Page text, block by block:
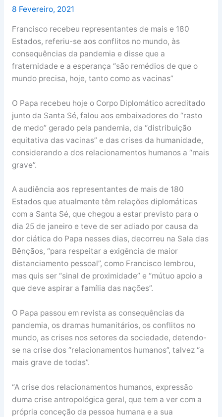
8 Fevereiro, 2021
Francisco recebeu representantes de mais e 180
Estados, referiu-se aos conflitos no mundo, às
consequências da pandemia e disse que a
fraternidade e a esperança “são remédios de que o
mundo precisa, hoje, tanto como as vacinas”
O Papa recebeu hoje o Corpo Diplomático acreditado
junto da Santa Sé, falou aos embaixadores do “rasto
de medo” gerado pela pandemia, da “distribuição
equitativa das vacinas” e das crises da humanidade,
considerando a dos relacionamentos humanos a “mais
grave”.
A audiência aos representantes de mais de 180
Estados que atualmente têm relações diplomáticas
com a Santa Sé, que chegou a estar previsto para o
dia 25 de janeiro e teve de ser adiado por causa da
dor ciática do Papa nesses dias, decorreu na Sala das
Bênçãos, “para respeitar a exigência de maior
distanciamento pessoal”, como Francisco lembrou,
mas quis ser “sinal de proximidade” e “mútuo apoio a
que deve aspirar a família das nações”.
O Papa passou em revista as consequências da
pandemia, os dramas humanitários, os conflitos no
mundo, as crises nos setores da sociedade, detendo-
se na crise dos “relacionamentos humanos”, talvez “a
mais grave de todas”.
“A crise dos relacionamentos humanos, expressão
duma crise antropológica geral, que tem a ver com a
própria conceção da pessoa humana e a sua